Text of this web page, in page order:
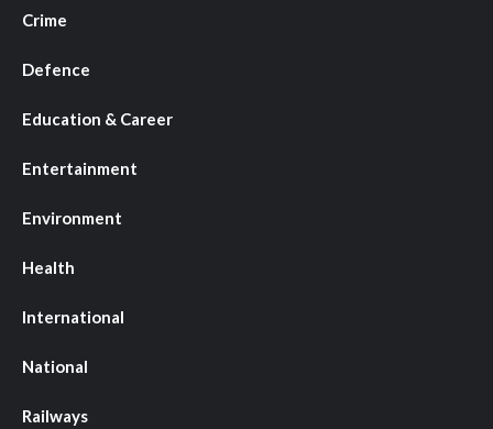
Crime
Defence
Education & Career
Entertainment
Environment
Health
International
National
Railways